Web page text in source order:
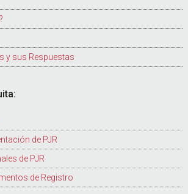
y sus Respuestas
de PJR
de PJR
de Registro